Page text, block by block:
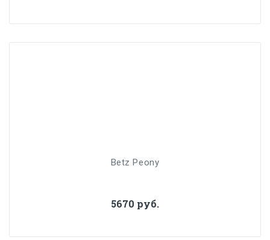
Betz Peony
5670 руб.